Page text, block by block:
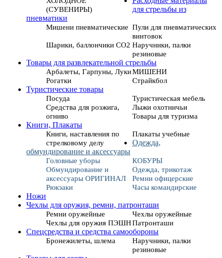
(СУВЕНИРЫ)
для стрельбы из
пневматики
Мишени пневматические Пули для пневматических
винтовок
Шарики, баллончики СО2 Наручники, палки
резиновые
Товары для развлекательной стрельбы
Арбалеты, Гарпуны, ЛукиМИШЕНИ
Рогатки
Страйкбол
Туристические товары
Посуда
Туристическая мебель
Средства для розжига,
огниво
Лыжи охотничьи
Товары для туризма
Книги, Плакаты
Книги, наставления по
стрелковому делу
Плакаты учебные
Одежда,
обмундирование и аксессуары
Головные уборы
КОБУРЫ
Обмундирование и
аксессуары ОРИГИНАЛ
Одежда, трикотаж
Ремни офицерские
Рюкзаки
Часы командирские
Ножи
Чехлы для оружия, ремни, патронташи
Ремни оружейные
Чехлы оружейные
Чехлы для оружия ПЭШНПатронташи
Спецсредства и средства самообороны
Бронежилеты, шлема
Наручники, палки
резиновые